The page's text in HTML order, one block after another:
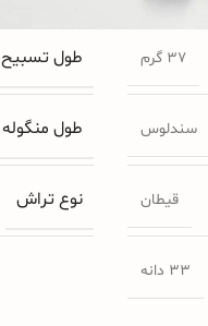
37 گرم طول تسبیح
سندلوس طول منگوله
قیطان نوع تراش
33 دانه